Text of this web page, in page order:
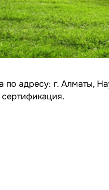
адресу: г. Алматы,